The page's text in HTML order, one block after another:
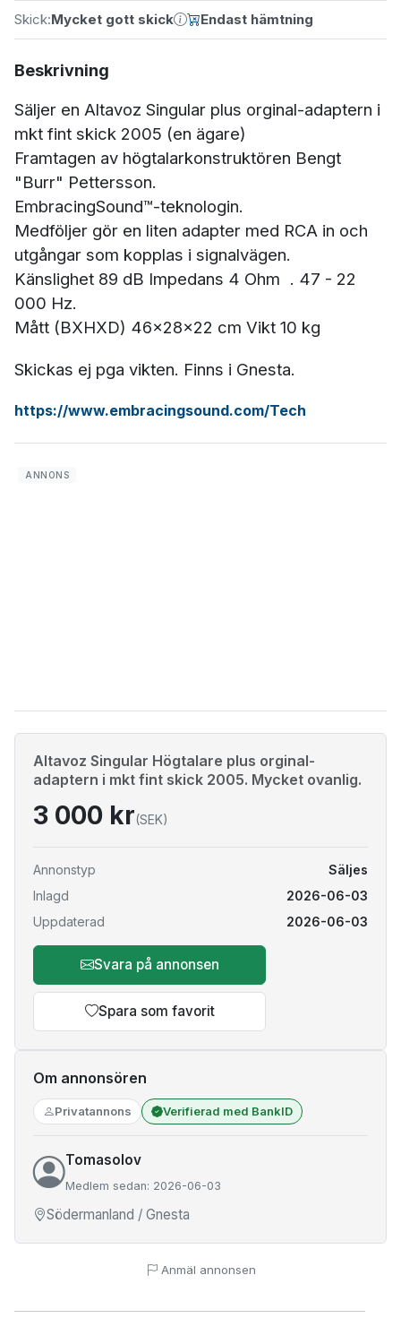
Skick:Mycket gott skick Endast hämtning
Beskrivning
Säljer en Altavoz Singular plus orginal-adaptern i
mkt fint skick 2005 (en ägare)
Framtagen av högtalarkonstruktören Bengt
"Burr" Pettersson.
EmbracingSound™-teknologin.
Medföljer gör en liten adapter med RCA in och
utgångar som kopplas i signalvägen.
Känslighet 89 dB Impedans 4 Ohm . 47 - 22
000 Hz.
Mått (BXHXD) 46x28x22 cm Vikt 10 kg
Skickas ej pga vikten. Finns i Gnesta.
https://www.embracingsound.com/Tech
Altavoz Singular Högtalare plus orginal-
adaptern i mkt fint skick 2005. Mycket ovanlig.
3 000 kr(SEK)
Annonstyp
Säljes
Inlagd
2026-06-03
Uppdaterad
2026-06-03
Svara på annonsen
Spara som favorit
Om annonsören
Privatannons Verifierad med BankID
Tomasolov
Medlem sedan: 2026-06-03
Södermanland / Gnesta
Anmäl annonsen